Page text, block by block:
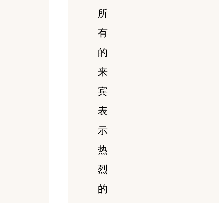
所
有
的
来
宾
表
示
热
烈
的